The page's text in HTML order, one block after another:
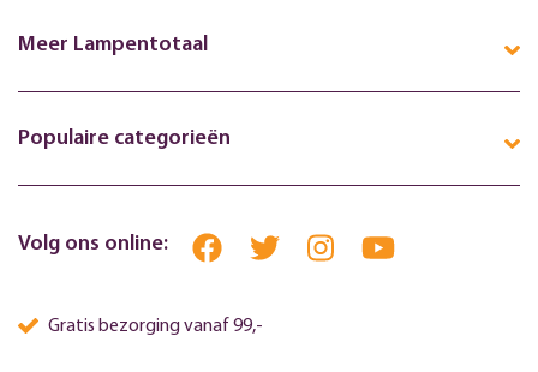
Meer Lampentotaal
Populaire categorieën
Volg ons online:
Gratis bezorging vanaf 99,-